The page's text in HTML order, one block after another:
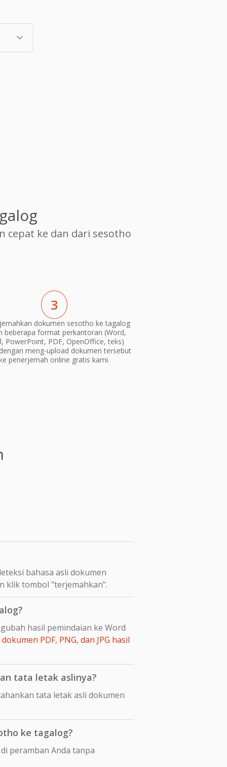
ke dan dari sesotho
3
dokumen sesotho ke tagalog
beberapa format perkantoran (Word,
PowerPoint, PDF, OpenOffice, teks)
meng-upload dokumen tersebut
penerjemah online gratis kami.
bahasa asli dokumen
klik tombol "terjemahkan".
hasil pemindaian ke Word
PDF, PNG, dan JPG hasil
tata letak aslinya?
tata letak asli dokumen
ke tagalog?
peramban Anda tanpa